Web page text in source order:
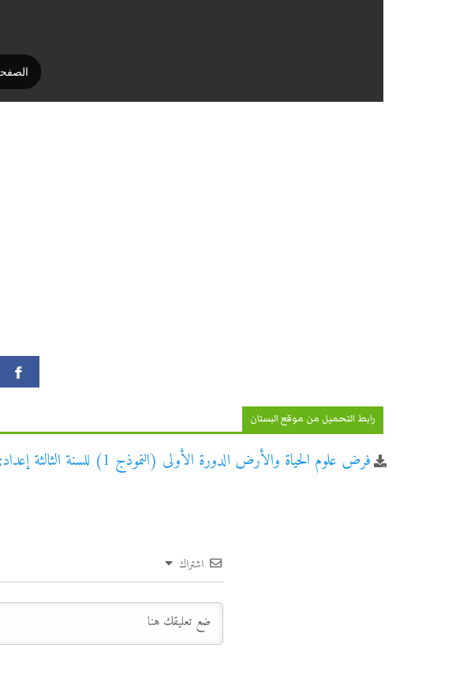
رابط التحميل من موقع البستان
فرض علوم الحياة والأرض الدورة الأولى (النموذج 1) للسنة الثالثة إعدادي
اشتراك